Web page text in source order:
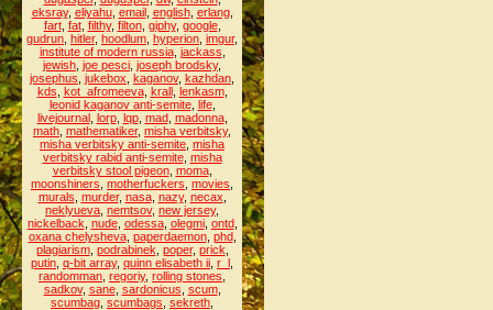
eksray, eliyahu, email, english, erlang,
fart, fat, filthy, filton, giphy, google,
gudrun hitler, hoodlum hyperion imgur,
institute of modern russia, jackass
jewish joe pesci joseph brodsky,
josephus jukebox kaganov, kazhdan
kds kot_afromeeva, krall, lenkasm,
leonid kaganov anti-semite, life,
livejournal, lorp, lqp, mad, madonna,
math mathematiker, misha verbitsky,
misha verbitsky anti-semite misha
verbitsky rabid anti-semite, misha
verbitsky stool pigeon, moma,
moonshiners motherfuckers movies
murals murder, nasa, nazy, necax
neklyueva nemtsov, new jersey,
nickelback nude, odessa, olegmi, ontd,
oxana chelysheva, paperdaemon, phd,
plagiarism, podrabinek poper, prick
putin q-bit array, quinn elisabeth ii r_l
randomman regoriy, rolling stones
sadkov, sane, sardonicus scum,
scumbag scumbags sekreth